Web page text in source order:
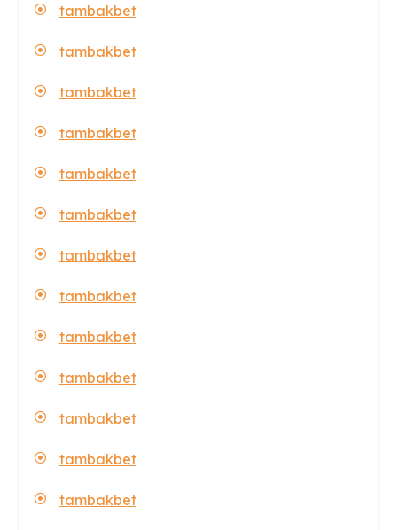
tambakbet
tambakbet
tambakbet
tambakbet
tambakbet
tambakbet
tambakbet
tambakbet
tambakbet
tambakbet
tambakbet
tambakbet
tambakbet